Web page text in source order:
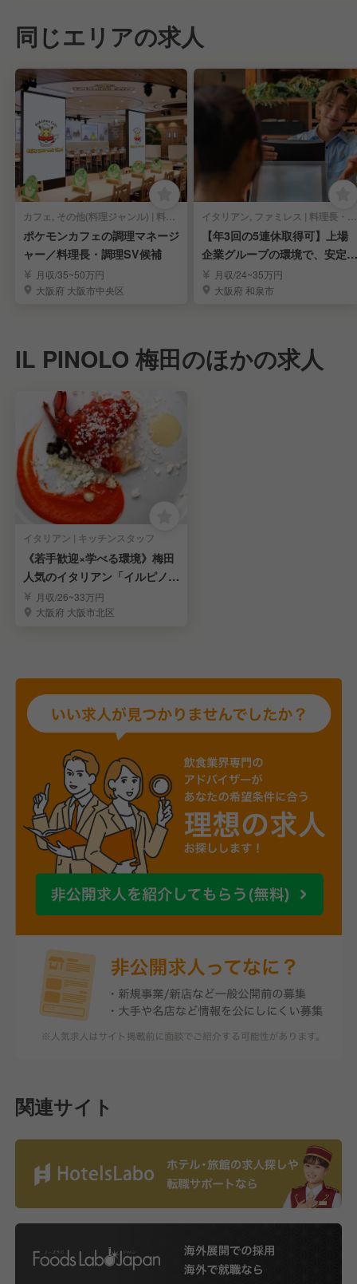
同じエリアの求人
カフェ, その他(料理ジャンル) | 料理長・料理長候補
ポケモンカフェの調理マネージ
ャー／料理長・調理SV候補
月収/35~50万円
大阪府 大阪市中央区
イタリアン, ファミレス | 料理長・料理長候補
【年3回の5連休取得可】上場
企業グループの環境で、安定し
たキャリアアップ！
月収/24~35万円
大阪府 和泉市
IL PINOLO 梅田のほかの求人
イタリアン | キッチンスタッフ
《若手歓迎×学べる環境》梅田
人気のイタリアン「イルピノー
ロ」正社員候補募集
月収/26~33万円
大阪府 大阪市北区
関連サイト